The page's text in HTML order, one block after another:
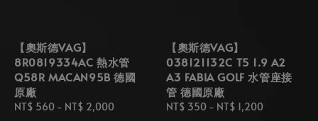
【奧斯德VAG】
8R0819334AC 熱水管
Q58R MACAN95B 德國
原廠
Regular
NT$ 560 - NT$ 2,000
【奧斯德VAG】
038121132C T5 1.9 A2
A3 FABIA GOLF 水管座接
管 德國原廠
Regular
NT$ 350 - NT$ 1,200